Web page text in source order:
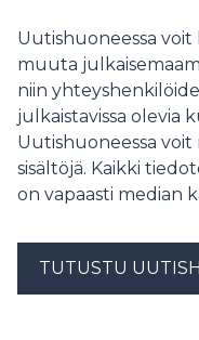
Uutishuoneessa
muuta
niin
julkaistavissa olevia
Uutishuoneessa voit
sisältöjä. Kaikki
on vapaasti median
TUTUSTU